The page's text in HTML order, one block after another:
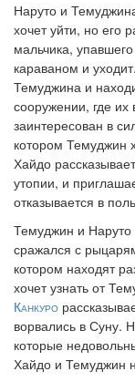
Наруто и
хочет уйти, но его
мальчика,
караваном и
Темуджина и
сооружении, где их
заинтересован в
котором Темуджин
Хайдо
утопии, и
отказывается в
Темуджин и Наруто
сражался с
котором находят
хочет узнать от
Канкуро
ворвались в Суну.
которые
Хайдо и Темуджин